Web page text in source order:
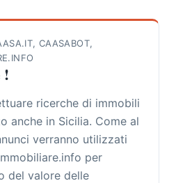
, CAASABOT,
!
ricerche di immobili
anche in Sicilia. Come al
verranno utilizzati
per
del valore delle